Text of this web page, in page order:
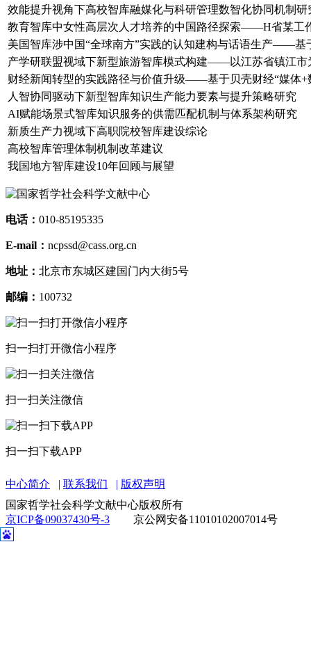
效能提升视角下高校智库融媒化与科研管理数智化协同机制
教育智库中女性高层次人才培养的中国路径探索——H省某工
美国智库涉中国“全球南方”实践的认知建构与话语生产——
产学研联盟视域下新型旅游智库模式构建——以江苏省镇江
财经新闻转型的实践路径与价值升级——基于贝壳财经“媒体+
人智协同驱动下新型智库知识生产能力要素与提升策略研究
AI赋能场景式智库知识服务的供需匹配机制与体系架构研究
新质生产力视域下高职院校智库建设综论
高校智库管理体制机制改革建议
我国地方智库建设10年回顾与展望
电话： 010-85195335
E-mail： ncpssd@cass.org.cn
地址： 北京市东城区建国门内大街5号
邮编： 100732
扫一扫打开微信小程序
扫一扫关注微信
扫一扫下载APP
中心简介 联系我们
版权声明
国家哲学社会科学文献中心版权所有
京ICP备09037430号-3
京公网安备11010102007014号